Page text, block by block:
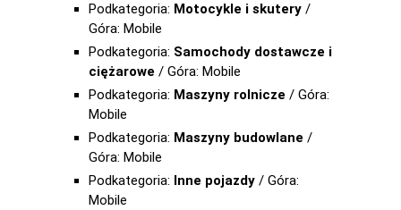
Podkategoria: Motocykle i skutery /
Góra: Mobile
Podkategoria: Samochody dostawcze i
ciężarowe / Góra: Mobile
Podkategoria: Maszyny rolnicze / Góra:
Mobile
Podkategoria: Maszyny budowlane /
Góra: Mobile
Podkategoria: Inne pojazdy / Góra:
Mobile